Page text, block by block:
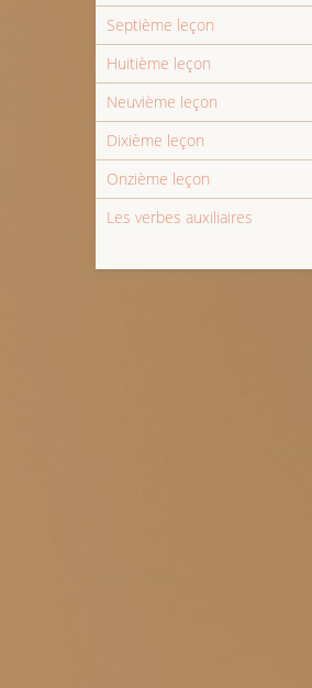
Septième leçon
Huitième leçon
Neuvième leçon
Dixième leçon
Onzième leçon
Les verbes auxiliaires